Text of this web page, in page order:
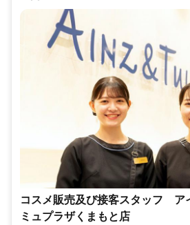
コスメ販売及び接客スタッフ
ミュプラザくまもと店